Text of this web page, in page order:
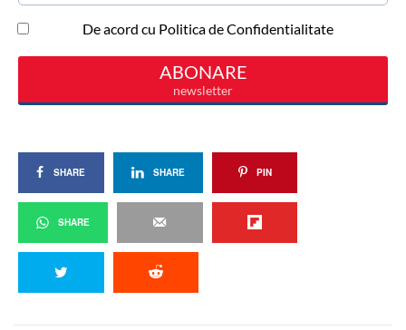
SHARE SHARE PIN
SHARE